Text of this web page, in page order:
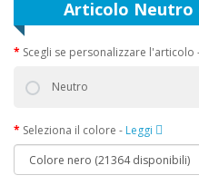
Articolo Neutro
Scegli se personalizzare l'articolo
Neutro
Seleziona il colore - Leggi